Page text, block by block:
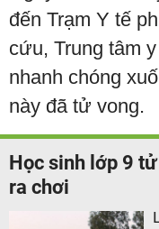
đến Trạm Y tế
cứu, Trung tâm
nhanh chóng
này đã tử vong.
Học sinh lớp 9
ra chơi